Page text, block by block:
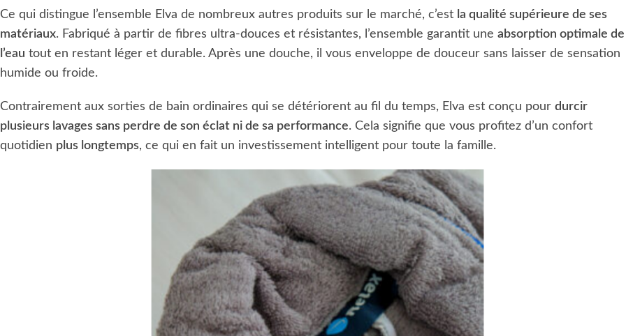
Ce qui distingue l’ensemble Elva de nombreux autres produits sur le marché, c’est la qualité supérieure de ses
matériaux. Fabriqué à partir de fibres ultra-douces et résistantes, l’ensemble garantit une absorption optimale de
l’eau tout en restant léger et durable. Après une douche, il vous enveloppe de douceur sans laisser de sensation
humide ou froide.
Contrairement aux sorties de bain ordinaires qui se détériorent au fil du temps, Elva est conçu pour durcir
plusieurs lavages sans perdre de son éclat ni de sa performance. Cela signifie que vous profitez d’un confort
quotidien plus longtemps, ce qui en fait un investissement intelligent pour toute la famille.